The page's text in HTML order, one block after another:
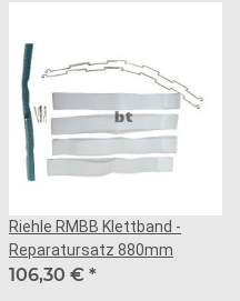
Riehle RMBB Klettband -
Reparatursatz 880mm
106,30 € *